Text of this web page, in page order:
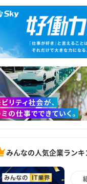
みんなの人気企業ランキ